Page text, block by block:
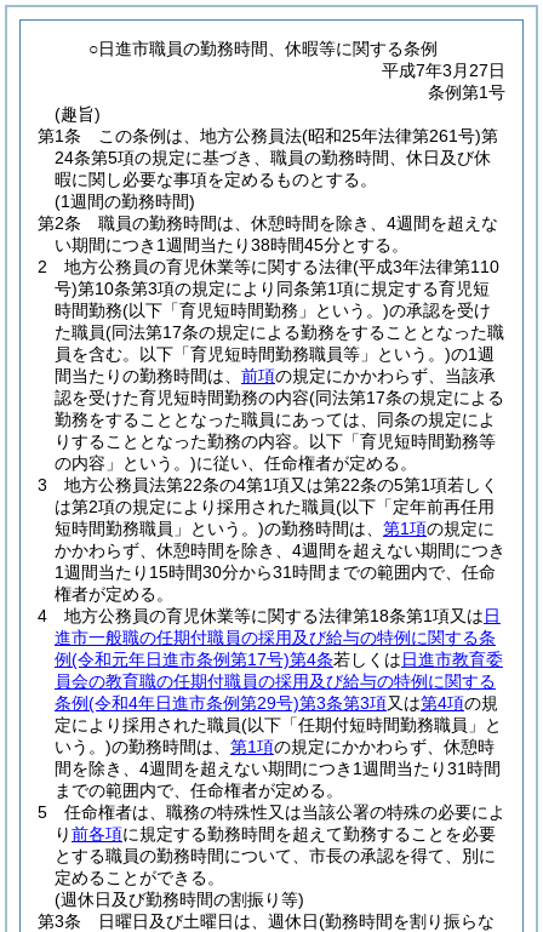
○日進市職員の勤務時間、休暇等に関する条例
平成7年3月27日
条例第1号
(趣旨)
第1条
この条例は、地方公務員法(昭和25年法律第261号)第
24条第5項の規定に基づき、職員の勤務時間、休日及び休
暇に関し必要な事項を定めるものとする。
(1週間の勤務時間)
第2条
職員の勤務時間は、休憩時間を除き、4週間を超えな
い期間につき1週間当たり38時間45分とする。
2
地方公務員の育児休業等に関する法律(平成3年法律第110
号)第10条第3項の規定により同条第1項に規定する育児短
時間勤務(以下「育児短時間勤務」という。)の承認を受け
た職員(同法第17条の規定による勤務をすることとなった職
員を含む。以下「育児短時間勤務職員等」という。)の1週
間当たりの勤務時間は、 前項の規定にかかわらず、当該承
認を受けた育児短時間勤務の内容(同法第17条の規定による
勤務をすることとなった職員にあっては、同条の規定によ
りすることとなった勤務の内容。以下「育児短時間勤務等
の内容」という。)に従い、任命権者が定める。
3
地方公務員法第22条の4第1項又は第22条の5第1項若しく
は第2項の規定により採用された職員(以下「定年前再任用
短時間勤務職員」という。)の勤務時間は、 第1項の規定に
かかわらず、休憩時間を除き、4週間を超えない期間につき
1週間当たり15時間30分から31時間までの範囲内で、任命
権者が定める。
4
地方公務員の育児休業等に関する法律第18条第1項又は日
進市一般職の任期付職員の採用及び給与の特例に関する条
例(令和元年日進市条例第17号)第4条若しくは日進市教育委
員会の教育職の任期付職員の採用及び給与の特例に関する
条例(令和4年日進市条例第29号)第3条第3項又は第4項の規
定により採用された職員(以下「任期付短時間勤務職員」と
いう。)の勤務時間は、 第1項の規定にかかわらず、休憩時
間を除き、4週間を超えない期間につき1週間当たり31時間
までの範囲内で、任命権者が定める。
5
任命権者は、職務の特殊性又は当該公署の特殊の必要によ
り前各項に規定する勤務時間を超えて勤務することを必要
とする職員の勤務時間について、市長の承認を得て、別に
定めることができる。
(週休日及び勤務時間の割振り等)
第3条
日曜日及び土曜日は、週休日(勤務時間を割り振らな